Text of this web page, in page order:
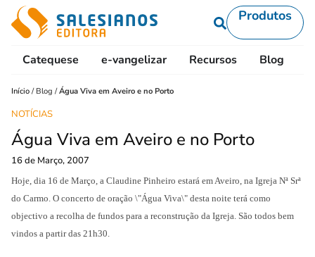
Produtos
Catequese e-vangelizar Recursos Blog
Início / Blog /Água Viva em Aveiro e no Porto
NOTÍCIAS
Água Viva em Aveiro e no Porto
16 de Março, 2007
Hoje, dia 16 de Março, a Claudine Pinheiro estará em Aveiro, na Igreja Nª Srª
do Carmo. O concerto de oração \"Água Viva\" desta noite terá como
objectivo a recolha de fundos para a reconstrução da Igreja. São todos bem
vindos a partir das 21h30.